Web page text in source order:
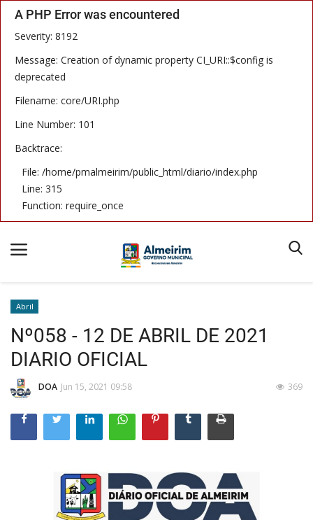
A PHP Error was encountered
Severity: 8192
Message: Creation of dynamic property CI_URI::$config is
deprecated
Filename: core/URI.php
Line Number: 101
Backtrace:
File: /home/pmalmeirim/public_html/diario/index.php
Line: 315
Function: require_once
Início
Termos & Condições
Publicações
Imprensa Oficial
Notícias
Equipe
Abril
Nº058 - 12 DE ABRIL DE 2021
DIARIO OFICIAL
DOA Jun 15, 2021 09:58 369